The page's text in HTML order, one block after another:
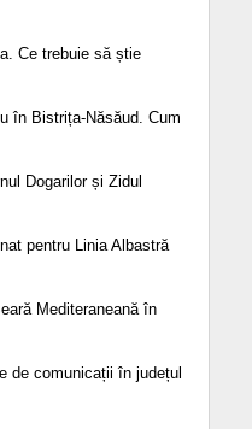
Ce trebuie să știe
în Bistrița-Năsăud. Cum
Dogarilor și Zidul
pentru Linia Albastră
Mediteraneană în
de comunicații în județul